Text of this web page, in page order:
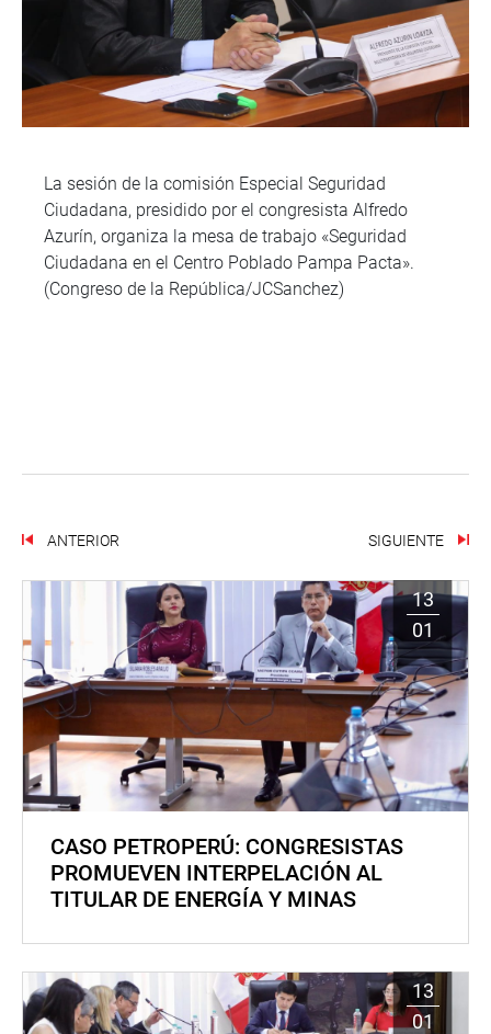
La sesión de la comisión Especial Seguridad
Ciudadana, presidido por el congresista Alfredo
Azurín, organiza la mesa de trabajo «Seguridad
Ciudadana en el Centro Poblado Pampa Pacta».
(Congreso de la República/JCSanchez)
ANTERIOR SIGUIENTE
13
01
CASO PETROPERÚ: CONGRESISTAS
PROMUEVEN INTERPELACIÓN AL
TITULAR DE ENERGÍA Y MINAS
13
01